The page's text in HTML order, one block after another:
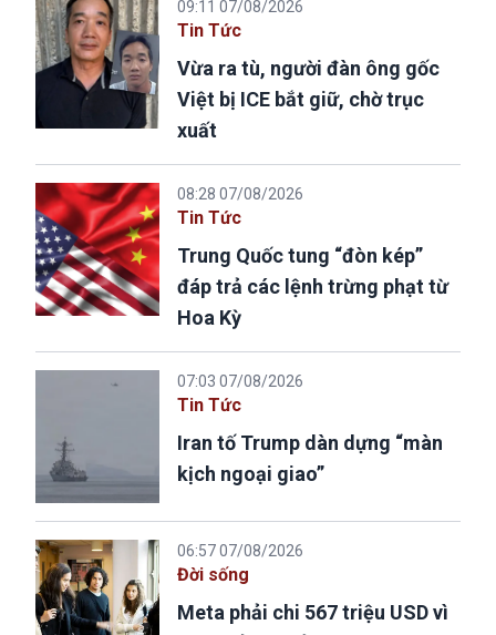
09:11 07/08/2026
Tin Tức
Vừa ra tù, người đàn ông gốc
Việt bị ICE bắt giữ, chờ trục
xuất
08:28 07/08/2026
Tin Tức
Trung Quốc tung “đòn kép”
đáp trả các lệnh trừng phạt từ
Hoa Kỳ
07:03 07/08/2026
Tin Tức
Iran tố Trump dàn dựng “màn
kịch ngoại giao”
06:57 07/08/2026
Đời sống
Meta phải chi 567 triệu USD vì